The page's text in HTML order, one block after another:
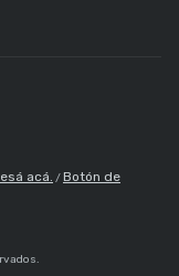
acá. /Botón de